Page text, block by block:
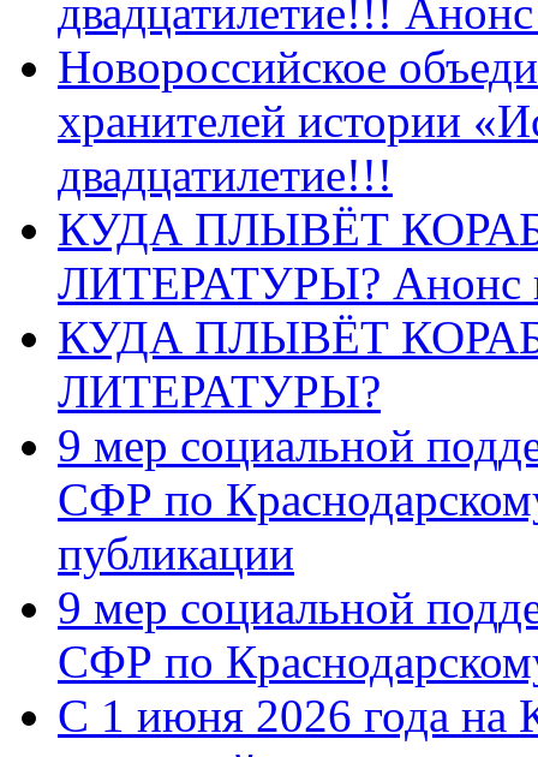
двадцатилетие!!!
Новороссийское
хранителей истории
двадцатилетие!!!
КУДА ПЛЫВЁТ
ЛИТЕРАТУРЫ? Анонс
КУДА ПЛЫВЁТ
ЛИТЕРАТУРЫ?
9 мер социальной
СФР по
публикации
9 мер социальной
СФР по
С 1 июня 2026 года на